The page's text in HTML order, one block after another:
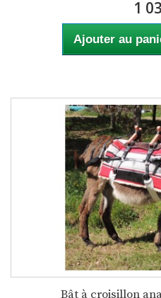
1
Ajouter au
Bât à croisillon